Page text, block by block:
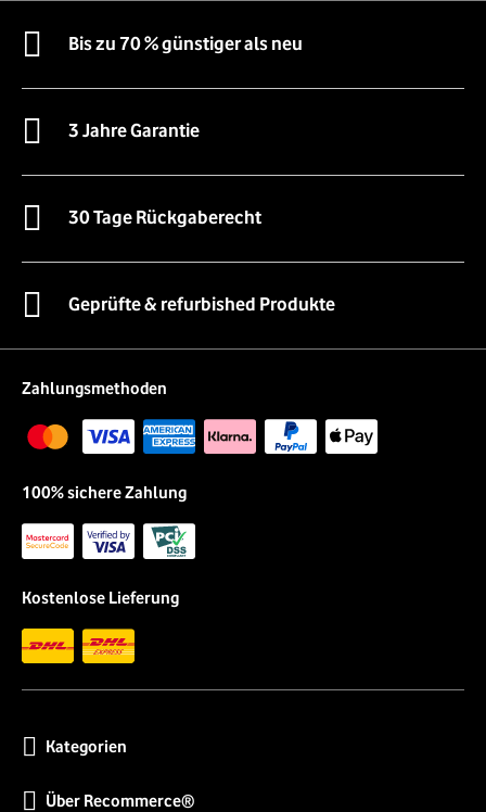
Bis zu 70 % günstiger als neu
3 Jahre Garantie
30 Tage Rückgaberecht
Geprüfte & refurbished Produkte
Zahlungsmethoden
100% sichere Zahlung
Kostenlose Lieferung
Kategorien
Über Recommerce®